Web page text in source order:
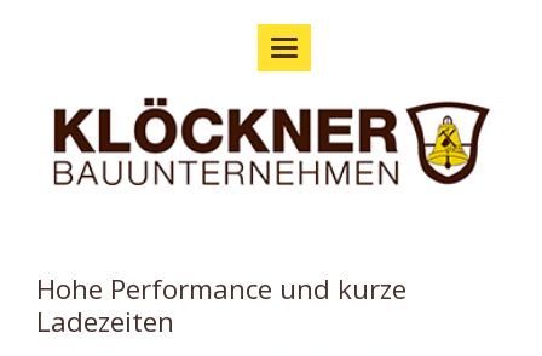
Hohe Performance und kurze
Ladezeiten